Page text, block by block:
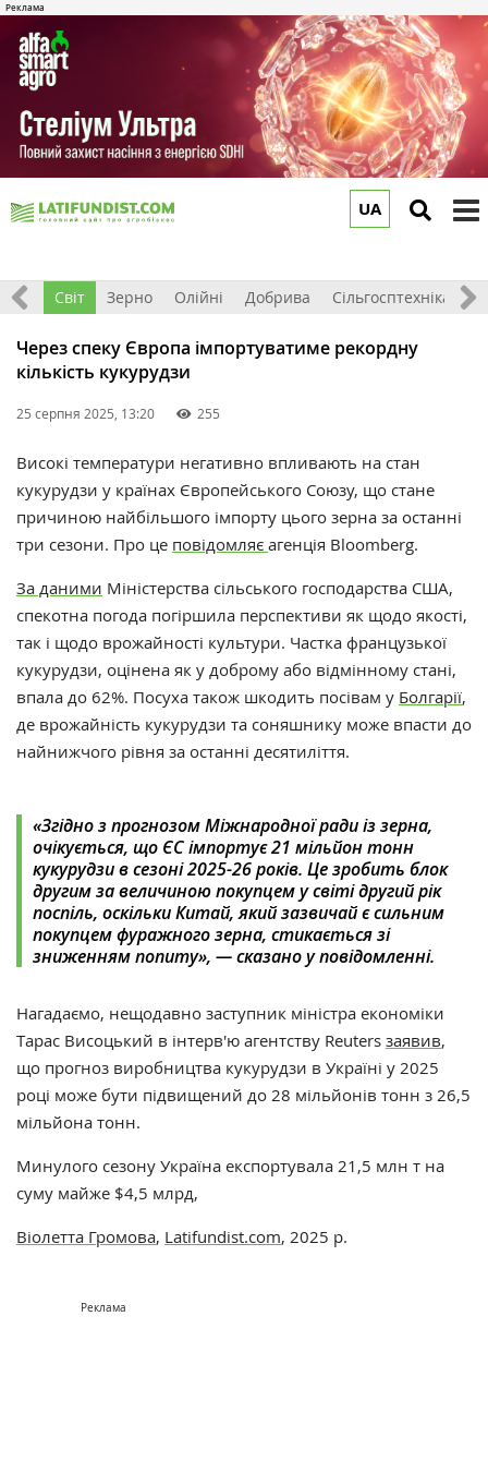
UA
Світ Зерно Олійні Добрива Сільгосптехніка
Через спеку Європа імпортуватиме рекордну
кількість кукурудзи
25 серпня 2025, 13:20 255
Високі температури негативно впливають на стан
кукурудзи у країнах Європейського Союзу, що стане
причиною найбільшого імпорту цього зерна за останні
три сезони. Про це повідомляє агенція Bloomberg.
За даними Міністерства сільського господарства США,
спекотна погода погіршила перспективи як щодо якості,
так і щодо врожайності культури. Частка французької
кукурудзи, оцінена як у доброму або відмінному стані,
впала до 62%. Посуха також шкодить посівам у Болгарії,
де врожайність кукурудзи та соняшнику може впасти до
найнижчого рівня за останні десятиліття.
«Згідно з прогнозом Міжнародної ради із зерна,
очікується, що ЄС імпортує 21 мільйон тонн
кукурудзи в сезоні 2025-26 років. Це зробить блок
другим за величиною покупцем у світі другий рік
поспіль, оскільки Китай, який зазвичай є сильним
покупцем фуражного зерна, стикається зі
зниженням попиту», — сказано у повідомленні.
Нагадаємо, нещодавно заступник міністра економіки
Тарас Висоцький в інтерв'ю агентству Reuters заявив,
що прогноз виробництва кукурудзи в Україні у 2025
році може бути підвищений до 28 мільйонів тонн з 26,5
мільйона тонн.
Минулого сезону Україна експортувала 21,5 млн т на
суму майже $4,5 млрд,
Віолетта Громова, Latifundist.com, 2025 р.
Реклама